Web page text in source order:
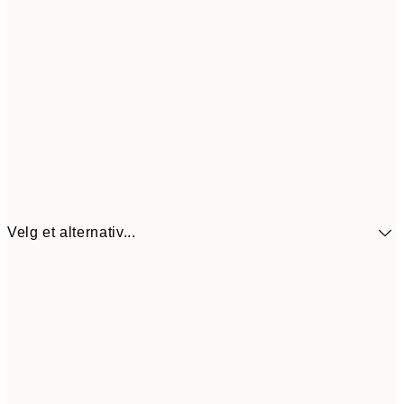
Velg et alternativ...